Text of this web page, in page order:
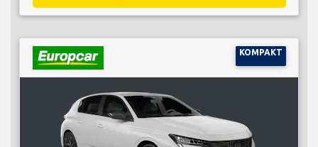
KOMPAKT